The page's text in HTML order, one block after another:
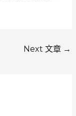
Next 文章 →